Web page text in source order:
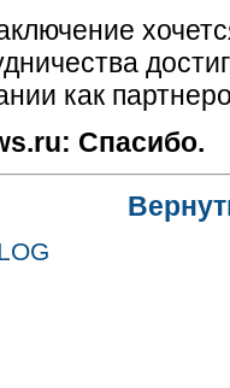
как
Спасибо.